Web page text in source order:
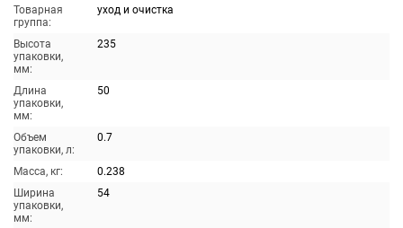
Товарная
группа:
уход и очистка
Высота
упаковки,
мм:
235
Длина
упаковки,
мм:
50
Объем
упаковки, л:
0.7
Масса, кг:
0.238
Ширина
упаковки,
мм:
54